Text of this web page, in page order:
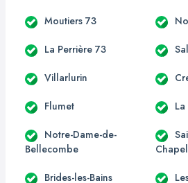
Moutiers 73
La Perrière 73
Villarlurin
Flumet
Notre-Dame-de-
Bellecombe
Brides-les-Bains